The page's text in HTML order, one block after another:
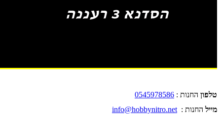
טלפון החנות : 0545978586
מייל החנות : info@hobbynitro.net